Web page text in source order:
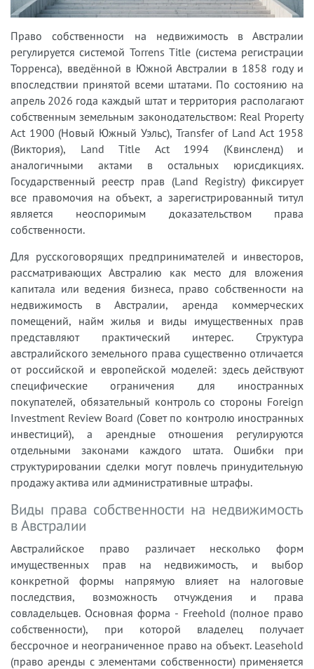
Право собственности на недвижимость в Австралии
регулируется системой Torrens Title (система регистрации
Торренса), введённой в Южной Австралии в 1858 году и
впоследствии принятой всеми штатами. По состоянию на
апрель 2026 года каждый штат и территория располагают
собственным земельным законодательством: Real Property
Act 1900 (Новый Южный Уэльс), Transfer of Land Act 1958
(Виктория), Land Title Act 1994 (Квинсленд) и
аналогичными актами в остальных юрисдикциях.
Государственный реестр прав (Land Registry) фиксирует
все правомочия на объект, а зарегистрированный титул
является неоспоримым доказательством права
собственности.
Для русскоговорящих предпринимателей и инвесторов,
рассматривающих Австралию как место для вложения
капитала или ведения бизнеса, право собственности на
недвижимость в Австралии, аренда коммерческих
помещений, найм жилья и виды имущественных прав
представляют практический интерес. Структура
австралийского земельного права существенно отличается
от российской и европейской моделей: здесь действуют
специфические ограничения для иностранных
покупателей, обязательный контроль со стороны Foreign
Investment Review Board (Совет по контролю иностранных
инвестиций), а арендные отношения регулируются
отдельными законами каждого штата. Ошибки при
структурировании сделки могут повлечь принудительную
продажу актива или административные штрафы.
Виды права собственности на недвижимость
в Австралии
Австралийское право различает несколько форм
имущественных прав на недвижимость, и выбор
конкретной формы напрямую влияет на налоговые
последствия, возможность отчуждения и права
совладельцев. Основная форма - Freehold (полное право
собственности), при которой владелец получает
бессрочное и неограниченное право на объект. Leasehold
(право аренды с элементами собственности) применяется